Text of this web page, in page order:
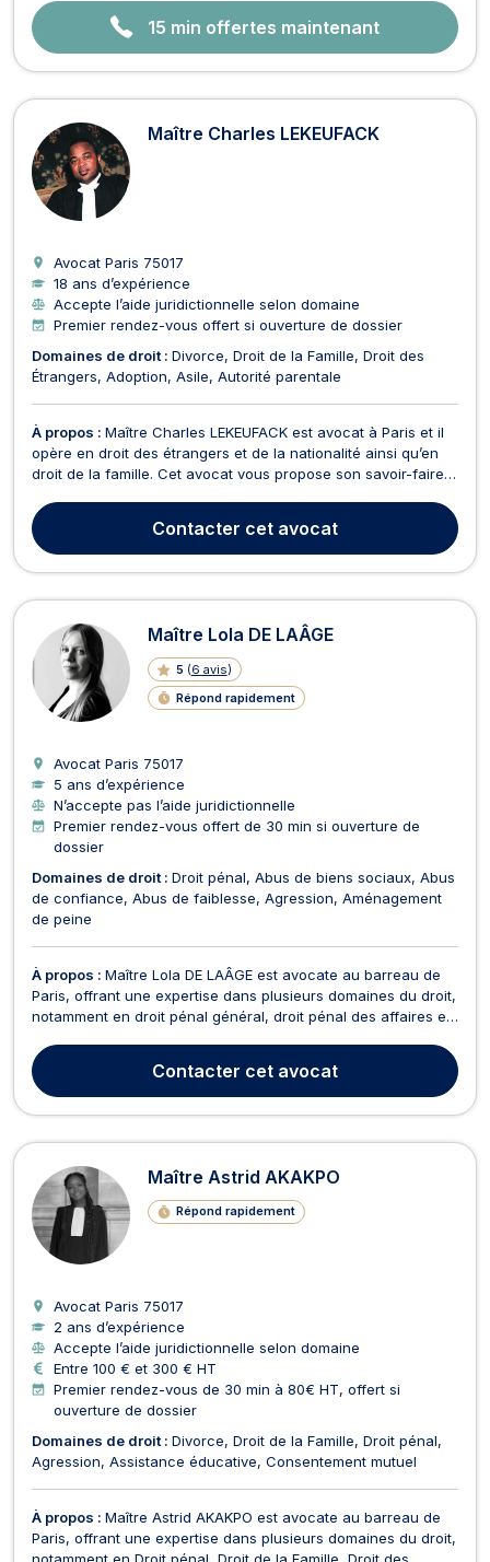
15 min offertes maintenant
Maître Charles LEKEUFACK
Avocat Paris 75017
18 ans d’expérience
Accepte l’aide juridictionnelle selon domaine
Premier rendez-vous offert si ouverture de dossier
Domaines de droit : Divorce Droit de la Famille Droit des
Étrangers Adoption Asile Autorité parentale
À propos : Maître Charles LEKEUFACK est avocat à Paris et il
opère en droit des étrangers et de la nationalité ainsi qu’en
droit de la famille. Cet avocat vous propose son savoir-faire
contester les refus de titre de séjour et les refus de visa. Il
vous propose son assist...
Contacter cet avocat
Maître Lola DE LAÂGE
5 (6 avis)
Répond rapidement
Avocat Paris 75017
5 ans d’expérience
N’accepte pas l’aide juridictionnelle
Premier rendez-vous offert de 30 min si ouverture de
dossier
Domaines de droit : Droit pénal Abus de biens sociaux Abus
de confiance Abus de faiblesse Agression Aménagement
de peine
À propos : Maître Lola DE LAÂGE est avocate au barreau de
Paris, offrant une expertise dans plusieurs domaines du droit,
notamment en droit pénal général, droit pénal des affaires et
vous accompagne à chaque étape de la procédure (garde à
vue, audition libre, instruction, tri...
Contacter cet avocat
Maître Astrid AKAKPO
Répond rapidement
Avocat Paris 75017
2 ans d’expérience
Accepte l’aide juridictionnelle selon domaine
Entre 100 € et 300 € HT
Premier rendez-vous de 30 min à 80€ HT, offert si
ouverture de dossier
Domaines de droit : Divorce Droit de la Famille Droit pénal
Agression Assistance éducative Consentement mutuel
À propos : Maître Astrid AKAKPO est avocate au barreau de
Paris, offrant une expertise dans plusieurs domaines du droit,